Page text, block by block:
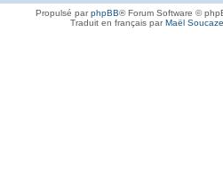
Propulsé parphpBB® Forum Software ©
Traduit en français parMaël Soucaze